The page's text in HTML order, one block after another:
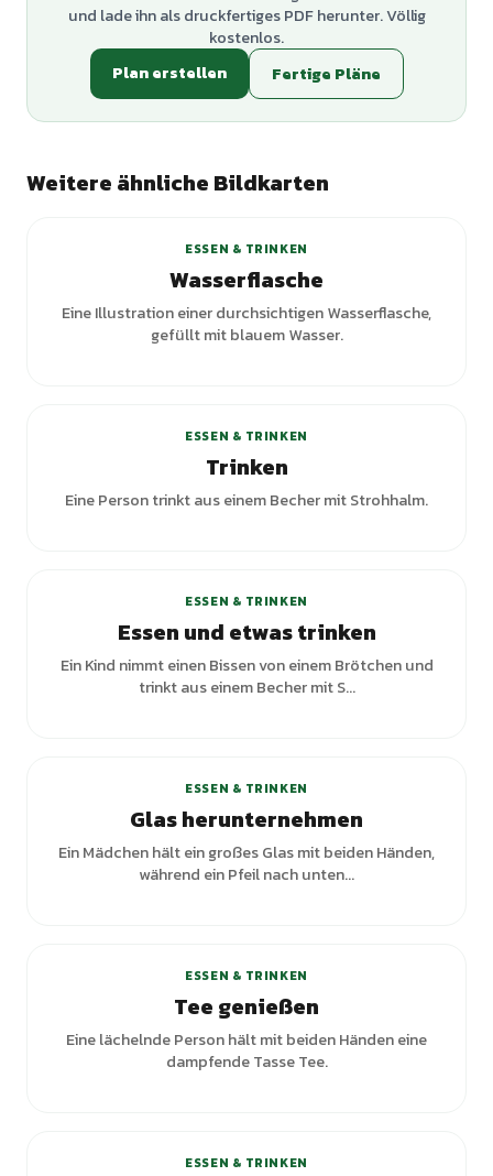
und lade ihn als druckfertiges PDF herunter. Völlig
kostenlos.
Plan erstellen
Fertige Pläne
Weitere ähnliche Bildkarten
ESSEN & TRINKEN
Wasserflasche
Eine Illustration einer durchsichtigen Wasserflasche,
gefüllt mit blauem Wasser.
ESSEN & TRINKEN
Trinken
Eine Person trinkt aus einem Becher mit Strohhalm.
ESSEN & TRINKEN
Essen und etwas trinken
Ein Kind nimmt einen Bissen von einem Brötchen und
trinkt aus einem Becher mit S...
ESSEN & TRINKEN
Glas herunternehmen
Ein Mädchen hält ein großes Glas mit beiden Händen,
während ein Pfeil nach unten...
ESSEN & TRINKEN
Tee genießen
Eine lächelnde Person hält mit beiden Händen eine
dampfende Tasse Tee.
ESSEN & TRINKEN